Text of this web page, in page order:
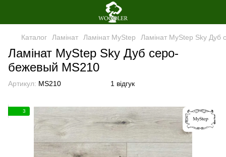
Каталог Ламінат Ламінат MyStep Ламінат MyStep Sky Дуб
Ламінат MyStep Sky Дуб серо-
бежевый MS210
Артикул: MS210 1 відгук
3